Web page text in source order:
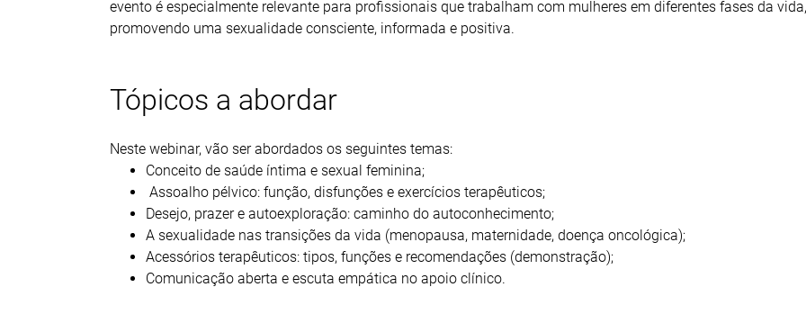
evento é especialmente relevante para profissionais que trabalham com mulheres em diferentes fases da vida,
promovendo uma sexualidade consciente, informada e positiva.
Tópicos a abordar
Neste webinar, vão ser abordados os seguintes temas:
Conceito de saúde íntima e sexual feminina;
Assoalho pélvico: função, disfunções e exercícios terapêuticos;
Desejo, prazer e autoexploração: caminho do autoconhecimento;
A sexualidade nas transições da vida (menopausa, maternidade, doença oncológica);
Acessórios terapêuticos: tipos, funções e recomendações (demonstração);
Comunicação aberta e escuta empática no apoio clínico.